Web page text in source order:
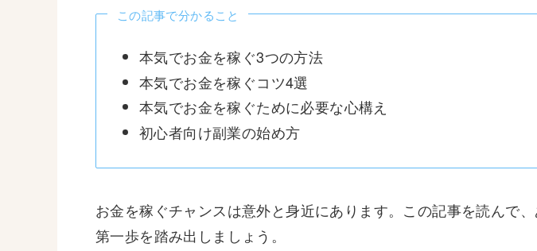
この記事で分かること
本気でお金を稼ぐ3つの方法
本気でお金を稼ぐコツ4選
本気でお金を稼ぐために必要な心構え
初心者向け副業の始め方
お金を稼ぐチャンスは意外と身近にあります。この記事を読んで
第一歩を踏み出しましょう。